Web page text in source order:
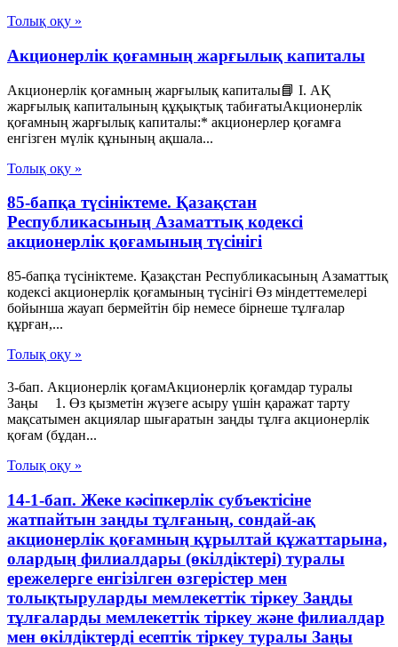
Толық оқу »
Акционерлік қоғамның жарғылық капиталы
Акционерлік қоғамның жарғылық капиталы📘 I. АҚ
жарғылық капиталының құқықтық табиғатыАкционерлік
қоғамның жарғылық капиталы:* акционерлер қоғамға
енгізген мүлік құнының ақшала...
Толық оқу »
85-бапқа түсініктеме. Қазақстан
Республикасының Азаматтық кодексі
акционерлік қоғамының түсінігі
85-бапқа түсініктеме. Қазақстан Республикасының Азаматтық
кодексі акционерлік қоғамының түсінігі Өз міндеттемелері
бойынша жауап бермейтін бір немесе бірнеше тұлғалар
құрған,...
Толық оқу »
3-бап. Акционерлік қоғамАкционерлік қоғамдар туралы
Заңы 1. Өз қызметін жүзеге асыру үшін қаражат тарту
мақсатымен акциялар шығаратын заңды тұлға акционерлік
қоғам (бұдан...
Толық оқу »
14-1-бап. Жеке кәсіпкерлік субъектісіне
жатпайтын заңды тұлғаның, сондай-ақ
акционерлік қоғамның құрылтай құжаттарына,
олардың филиалдары (өкілдіктері) туралы
ережелерге енгізілген өзгерістер мен
толықтыруларды мемлекеттік тіркеу Заңды
тұлғаларды мемлекеттік тіркеу және филиалдар
мен өкілдіктерді есептік тіркеу туралы Заңы